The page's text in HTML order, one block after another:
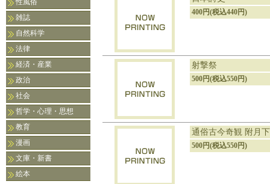
性風俗
雑誌
自然科学
法律
経済・産業
政治
社会
哲学・心理・思想
教育
漫画
文庫・新書
絵本
400円(税込440円)
射撃祭
500円(税込550円)
通俗古今奇観 附月
500円(税込550円)